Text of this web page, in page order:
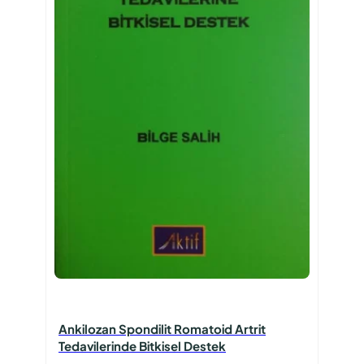
Ankilozan Spondilit Romatoid Artrit
Tedavilerinde Bitkisel Destek